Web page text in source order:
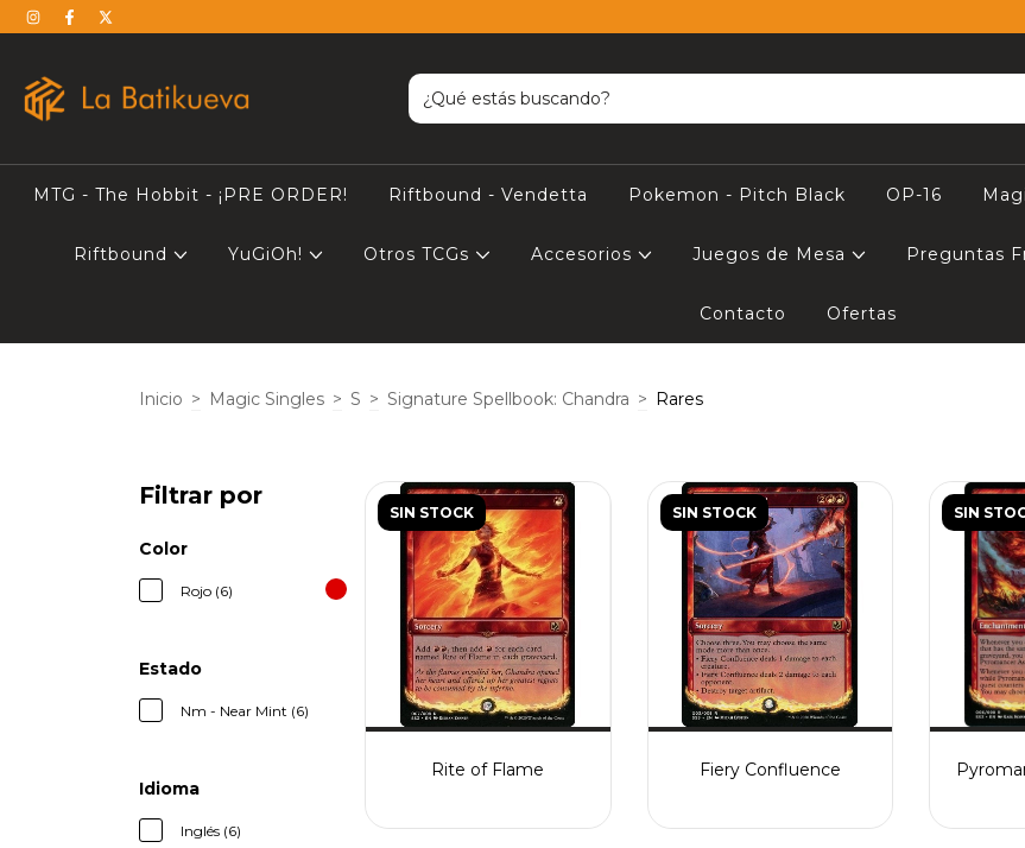
MTG - The Hobbit - ¡PRE ORDER! Riftbound - Vendetta Pokemon - Pitch Black OP-16
Riftbound YuGiOh! Otros TCGs Accesorios Juegos de Mesa Preguntas
Contacto Ofertas
Inicio > Magic Singles > S > Signature Spellbook: Chandra > Rares
Filtrar por
Color
Rojo (6)
Estado
Nm - Near Mint (6)
Idioma
Inglés (6)
SIN STOCK
Rite of Flame
SIN STOCK
Fiery Confluence
SIN